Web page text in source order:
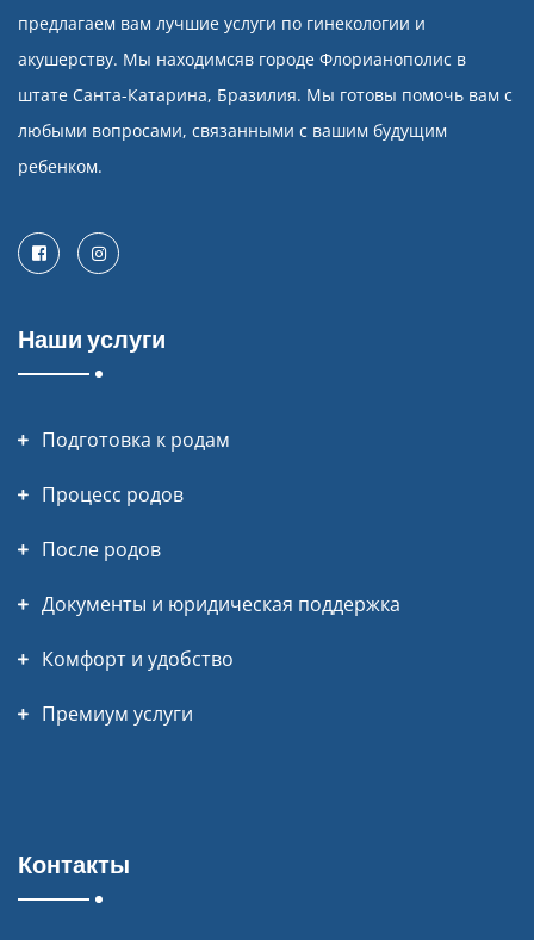
предлагаем вам лучшие услуги по гинекологии и
акушерству. Мы находимсяв городе Флорианополис в
штате Санта-Катарина, Бразилия. Мы готовы помочь вам с
любыми вопросами, связанными с вашим будущим
ребенком.
FacebookInstagram
Наши услуги
Подготовка к родам
Процесс родов
После родов
Документы и юридическая поддержка
Комфорт и удобство
Премиум услуги
Контакты